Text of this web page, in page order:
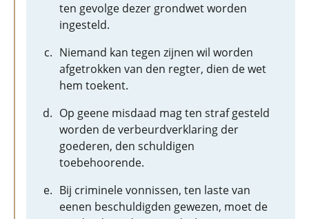
ten gevolge dezer grondwet worden
ingesteld.
Niemand kan tegen zijnen wil worden
afgetrokken van den regter, dien de wet
hem toekent.
Op geene misdaad mag ten straf gesteld
worden de verbeurdverklaring der
goederen, den schuldigen
toebehoorende.
Bij criminele vonnissen, ten laste van
eenen beschuldigden gewezen, moet de